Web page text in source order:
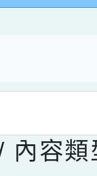
容會更
內容類